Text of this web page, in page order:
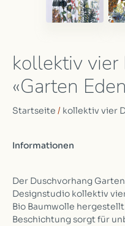
kollektiv vier
«Garten
Startseite / kollektiv vier
Informationen
Der Duschvorhang
Designstudio kollektiv
Bio Baumwolle
Beschichtung sorgt für